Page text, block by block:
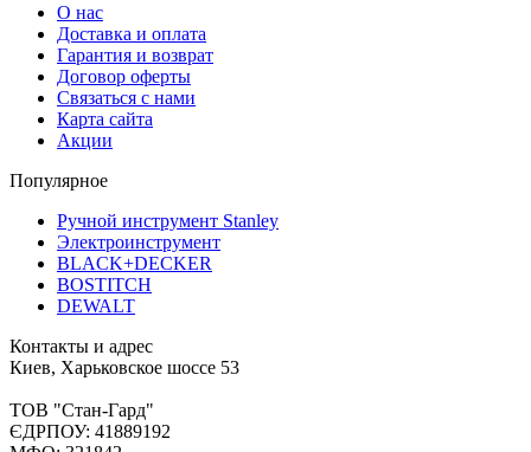
О нас
Доставка и оплата
Гарантия и возврат
Договор оферты
Связаться с нами
Карта сайта
Акции
Популярное
Ручной инструмент Stanley
Электроинструмент
BLACK+DECKER
BOSTITCH
DEWALT
Контакты и адрес
Киев, Харьковское шоссе 53
ТОВ "Стан-Гард"
ЄДРПОУ: 41889192